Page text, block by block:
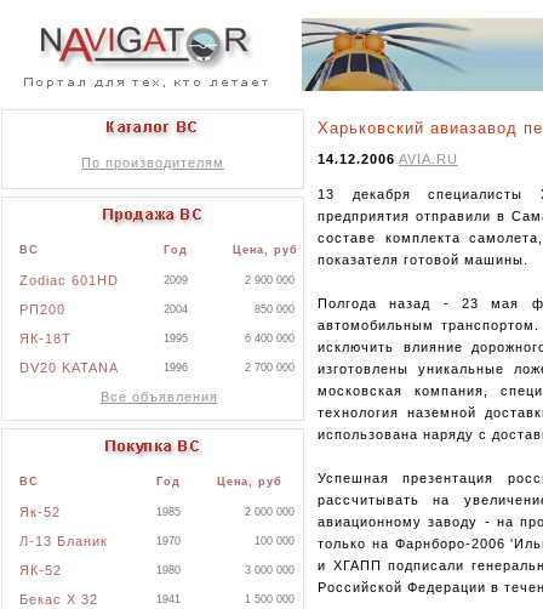
По производителям
ВС Год Цена, руб
Zodiac 601HD 2009 2 900 000
РП200 2004 850 000
ЯК-18Т 1995 6 400 000
DV20 KATANA 1996 2 700 000
Все объявления
ВС Год Цена, руб
Як-52 1985 2 000 000
Л-13 Бланик 1970 100 000
ЯК-52 1980 3 000 000
Бекас X 32 1941 1 500 000
Харьковский авиазавод
14.12.2006 AVIA.RU
13 декабря специалисты
предприятия отправили в
составе комплекта
показателя готовой машины.
Полгода назад - 23 мая
автомобильным
исключить влияние
изготовлены уникальные
московская компания,
технология наземной
использована наряду с
Успешная презентация
рассчитывать на
авиационному заводу - на
только на Фарнборо-2006
и ХГАПП подписали
Российской Федерации в